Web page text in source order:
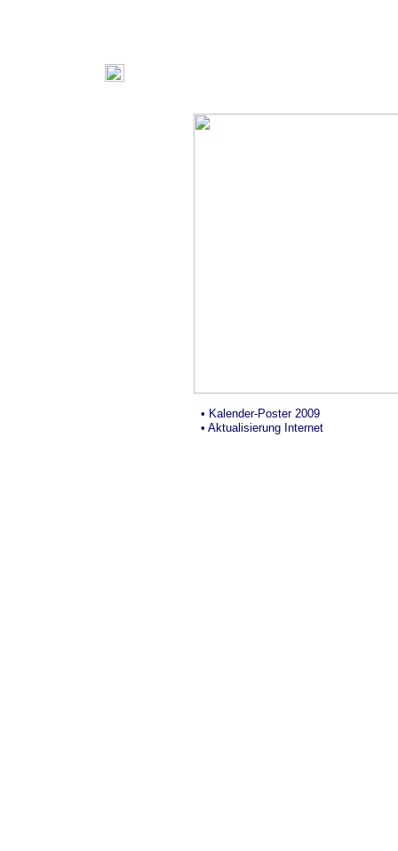
• Kalender-Poster 2009
• Aktualisierung Internet